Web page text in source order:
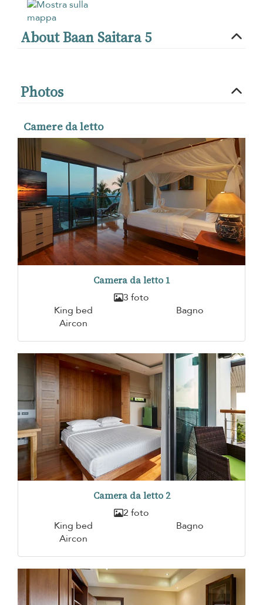
About Baan Saitara 5
Photos
Camere da letto
Camera da letto 1
3 foto
King bed
Bagno
Aircon
Camera da letto 2
2 foto
King bed
Bagno
Aircon